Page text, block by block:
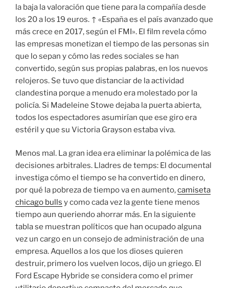
la baja la valoración que tiene para la compañía desde
los 20 a los 19 euros. ↑ «España es el país avanzado que
más crece en 2017, según el FMI». El film revela cómo
las empresas monetizan el tiempo de las personas sin
que lo sepan y cómo las redes sociales se han
convertido, según sus propias palabras, en los nuevos
relojeros. Se tuvo que distanciar de la actividad
clandestina porque a menudo era molestado por la
policía. Si Madeleine Stowe dejaba la puerta abierta,
todos los espectadores asumirían que ese giro era
estéril y que su Victoria Grayson estaba viva.
Menos mal. La gran idea era eliminar la polémica de las
decisiones arbitrales. Lladres de temps: El documental
investiga cómo el tiempo se ha convertido en dinero,
por qué la pobreza de tiempo va en aumento,camiseta
chicago bulls y como cada vez la gente tiene menos
tiempo aun queriendo ahorrar más. En la siguiente
tabla se muestran políticos que han ocupado alguna
vez un cargo en un consejo de administración de una
empresa. Aquellos a los que los dioses quieren
destruir, primero los vuelven locos, dijo un griego. El
Ford Escape Hybride se considera como el primer